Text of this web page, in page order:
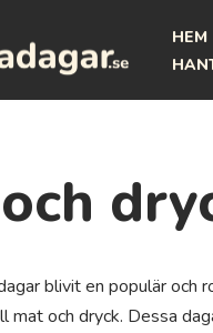
HEM
blivit en populär och
mat och dryck. Dessa